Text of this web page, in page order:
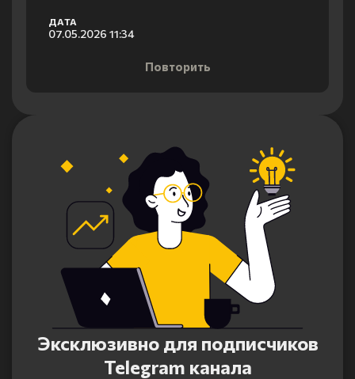
ДАТА
07.05.2026 11:34
Повторить
Эксклюзивно для подписчиков
Telegram канала